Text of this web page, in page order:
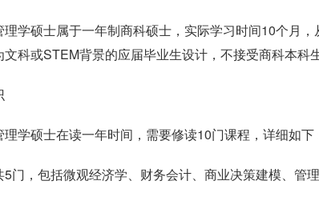
理学硕士属于一年制商科硕士，实际学习时间10个月
科或STEM背景的应届毕业生设计，不接受商科本科生
学硕士在读一年时间，需要修读10门课程，详细如下
门，包括微观经济学、财务会计、商业决策建模、管